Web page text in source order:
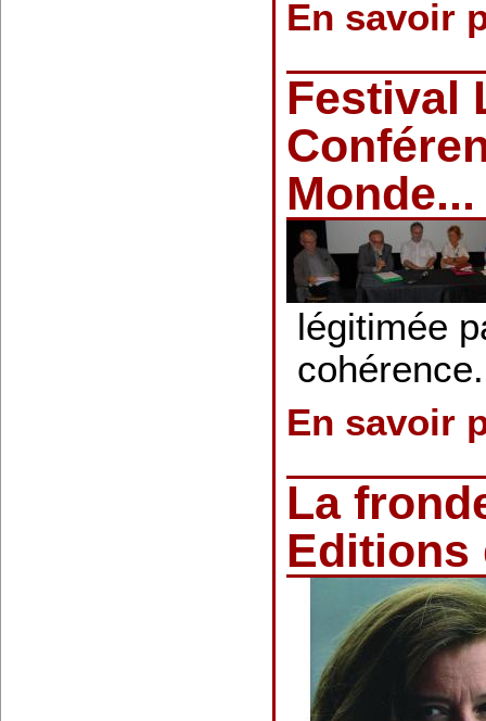
En savoir
Festival
Monde...
légitimée
En savoir
La
Editions